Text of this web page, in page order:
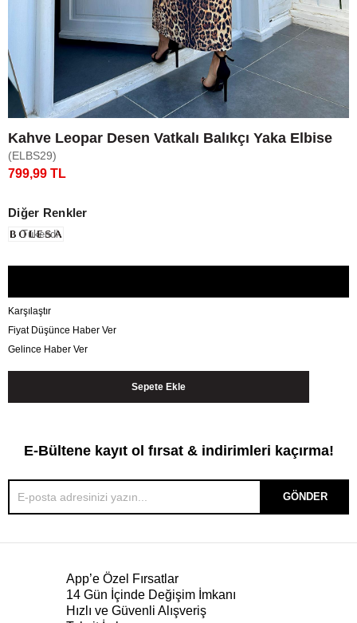
Kahve Leopar Desen Vatkalı Balıkçı Yaka Elbise
(ELBS29)
799,99 TL
Diğer Renkler
Tükendi
Karşılaştır
Fiyat Düşünce Haber Ver
Gelince Haber Ver
E-Bültene kayıt ol fırsat & indirimleri kaçırma!
GÖNDER
App’e Özel Fırsatlar
14 Gün İçinde Değişim İmkanı
Hızlı ve Güvenli Alışveriş